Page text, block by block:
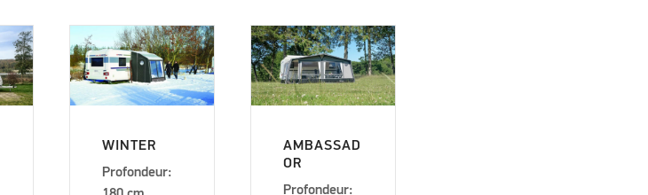
WINTER
Profondeur:
AMBASSAD
OR
Profondeur: